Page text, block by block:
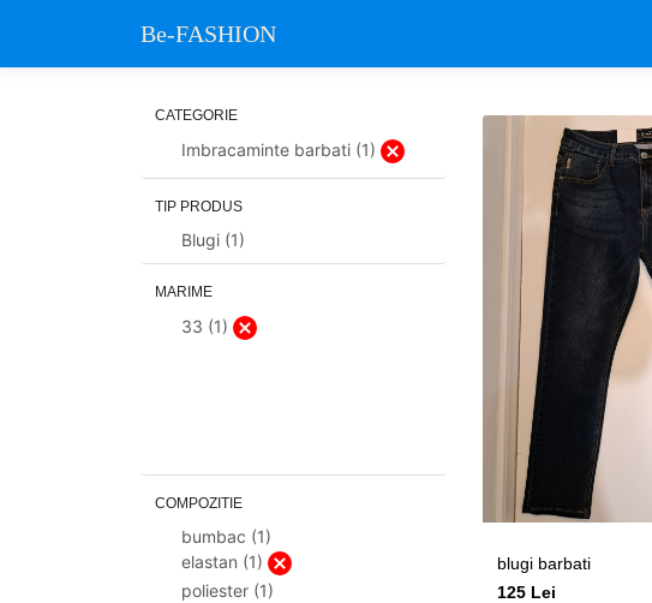
Be-FASHION
CATEGORIE
Imbracaminte barbati (1)
TIP PRODUS
Blugi (1)
MARIME
33 (1)
COMPOZITIE
bumbac (1)
elastan (1)
poliester (1)
blugi barbati
125 Lei